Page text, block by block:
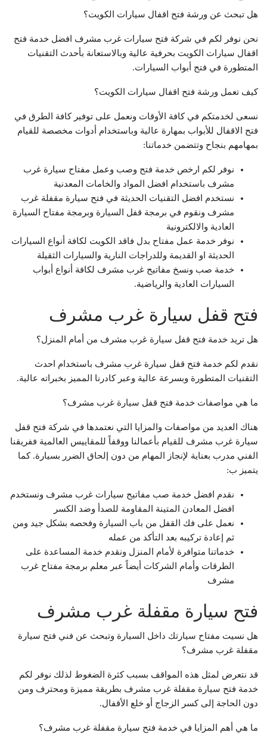
هل تبحث عن ورشة فتح اقفال سيارات الكويت؟
نحن نوفر لكم في شركة فتح سيارات غرب مشرف افضل خدمة فتح
اقفال سيارات الكويت بحرفية عالية وبالاستعانة بأحدث التقنيات
المتطورة في فتح أبواب السيارات.
كيف تعمل ورشة فتح اقفال سيارات الكويت؟
نسعى لخدمتكم في كافة الأوقات ونعمل على توفير كافة الطرق في
فتح الاقفال للأبواب بمهارة عالية وباستخدام أدوات مخصصة للقيام
بمهامهم بنجاح وتتضمن خدماتنا:
نوفر لكم ارخص خدمة فتح وصب وعمل مفتاح سيارة غرب
مشرف باستخدام افضل المواد والخامات المعدنية
نستخدم افضل التقنيات الحديثة في فتح سيارة مقفلة غرب
مشرف ونقوم في برمجة قفل السيارة وبرمجة مفتاح السيارة
العادية والالكترونية
نوفر خدمة عمل مفتاح بدل فاقد الكويت لكافة أنواع السيارات
الحديثة او القديمة وللدراجات النارية والسيارات الثقيلة
خدمة صب ونسخ مفاتيح غرب مشرف لكافة أنواع أبواب
السيارات العادية والرياضية.
فتح قفل سيارة غرب مشرف
هل تريد خدمة فتح قفل سيارة غرب مشرف من أمام المنزل؟
نقدم لكم خدمة فتح قفل سيارة غرب مشرف باستخدام احدث
التقنيات المتطورة وبسرعة عالية وعبر كادرنا المميز بخبراته عالية.
ما هي مواصفات خدمة فتح قفل سيارة غرب مشرف؟
هناك العديد من مواصفات والمزايا التي نعتمدها في شركة فتح قفل
سيارة غرب مشرف للقيام بأعمالنا ووقفاً للمقاييس العالمية ففريقنا
الفني مدرب بعناية لإنجاز المهام من دون إلحاق الضرر بسيارة. كما
يتميز ب:
نقدم افضل خدمة صب مفاتيح سيارات غرب مشرف ونستخدم
افضل المعادن المتينة المقاومة للصدأ وضد الكسر
نعمل على فك القفل من باب السيارة وفحصه بشكل جيد ومن
ثم إعادة تركيبه بعد التأكد من عمله
خدماتنا متوافرة لأمام المنزل ونقدم خدمة المساعدة على
الطرقات وأمام الشركات أيضاً عبر معلم برمجة مفتاح غرب
مشرف
فتح سيارة مقفلة غرب مشرف
هل نسيت مفتاح سيارتك داخل السيارة وتبحث عن فني فتح سيارة
مقفلة غرب مشرف؟
قد نتعرض لمثل هذه المواقف بسبب كثرة الضغوط لذلك نوفر لكم
خدمة فتح سيارة مقفلة غرب مشرف بطريقة مميزة ومحترف ومن
دون الحاجة إلى كسر الزجاج أو خلع الأقفال.
ما هي أهم المزايا في خدمة فتح سيارة مقفلة غرب مشرف؟